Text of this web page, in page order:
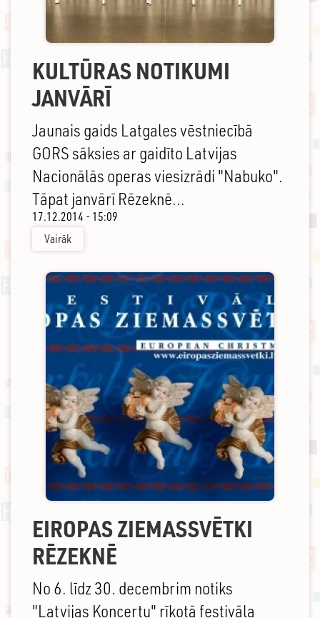
KULTŪRAS NOTIKUMI
JANVĀRĪ
Jaunais gaids Latgales vēstniecībā
GORS sāksies ar gaidīto Latvijas
Nacionālās operas viesizrādi "Nabuko".
Tāpat janvārī Rēzeknē...
17.12.2014 - 15:09
Vairāk
EIROPAS ZIEMASSVĒTKI
RĒZEKNĒ
No 6. līdz 30. decembrim notiks
"Latvijas Koncertu" rīkotā festivāla